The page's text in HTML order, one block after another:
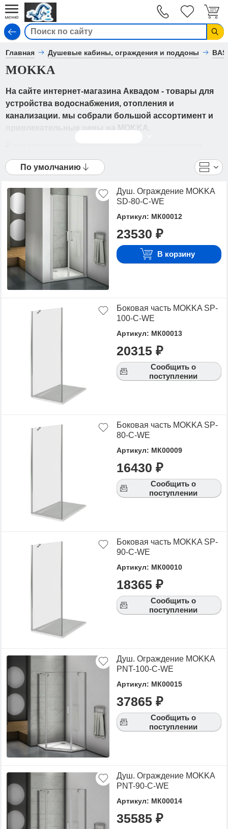
Главная Душевые кабины, ограждения и поддоны BAS
MOKKA
На сайте интернет-магазина Аквадом - товары для
устройства водоснабжения, отопления и
канализации. мы собрали большой ассортимент и
В каталоге представлены Душевые ограждения
- MOKKA от ведущих мировых производителей. Вы
можете ознакомиться с фотографиями, описанием
характеристиками, а также сравнить
понравившиеся модели и выбрать лучшую
стоимость.
Для того чтобы купить MOKKA, достаточно
оформить заявку на сайте или связаться с
консультантом в режиме on-line.
По умолчанию
Душ. Ограждение MOKKA
SD-80-C-WE
Артикул: МК00012
23530 ₽
В корзину
Боковая часть MOKKA SP-
100-C-WE
Артикул: МК00013
20315 ₽
Сообщить о
поступлении
Боковая часть MOKKA SP-
80-C-WE
Артикул: МК00009
16430 ₽
Сообщить о
поступлении
Боковая часть MOKKA SP-
90-C-WE
Артикул: МК00010
18365 ₽
Сообщить о
поступлении
Душ. Ограждение MOKKA
PNT-100-C-WE
Артикул: МК00015
37865 ₽
Сообщить о
поступлении
Душ. Ограждение MOKKA
PNT-90-C-WE
Артикул: МК00014
35585 ₽